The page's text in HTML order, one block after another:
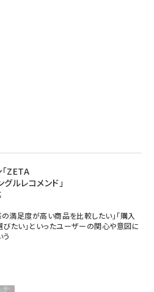
ZETA
ルレコメンド」
満足度が高い商品を比較したい」「購入
たい」といったユーザーの関心や意図に